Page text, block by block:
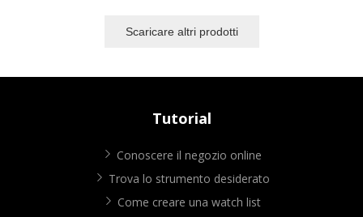
Scaricare altri prodotti
Tutorial
Conoscere il negozio online
Trova lo strumento desiderato
Come creare una watch list